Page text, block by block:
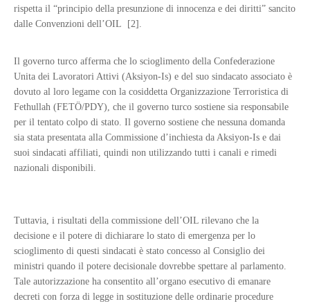
rispetta il “principio della presunzione di innocenza e dei diritti” sancito
dalle Convenzioni dell’OIL [2].
Il governo turco afferma che lo scioglimento della Confederazione
Unita dei Lavoratori Attivi (Aksiyon-Is) e del suo sindacato associato è
dovuto al loro legame con la cosiddetta Organizzazione Terroristica di
Fethullah (FETÖ/PDY), che il governo turco sostiene sia responsabile
per il tentato colpo di stato. Il governo sostiene che nessuna domanda
sia stata presentata alla Commissione d’inchiesta da Aksiyon-Is e dai
suoi sindacati affiliati, quindi non utilizzando tutti i canali e rimedi
nazionali disponibili.
Tuttavia, i risultati della commissione dell’OIL rilevano che la
decisione e il potere di dichiarare lo stato di emergenza per lo
scioglimento di questi sindacati è stato concesso al Consiglio dei
ministri quando il potere decisionale dovrebbe spettare al parlamento.
Tale autorizzazione ha consentito all’organo esecutivo di emanare
decreti con forza di legge in sostituzione delle ordinarie procedure